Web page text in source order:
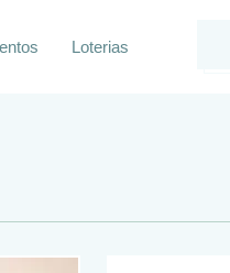
Loterias